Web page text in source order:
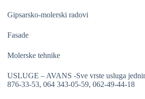
Gipsarsko-molerski radovi
Fasade
Molerske tehnike
USLUGE – AVANS -Sve vrste usluga
876-33-53, 064 343-05-59, 062-49-44-18